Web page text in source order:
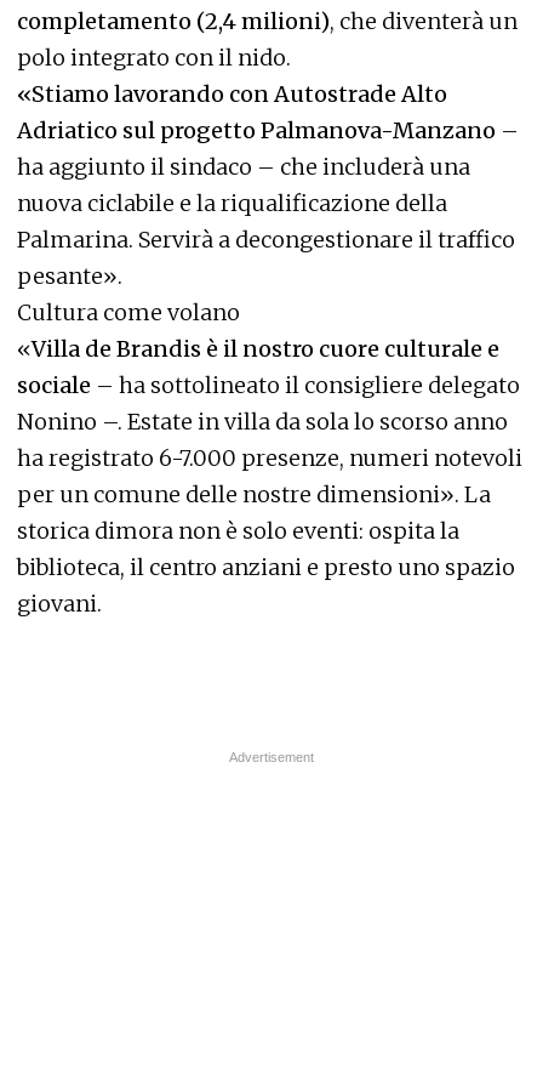
completamento (2,4 milioni), che diventerà un
polo integrato con il nido.
«Stiamo lavorando con Autostrade Alto
Adriatico sul progetto Palmanova-Manzano –
ha aggiunto il sindaco – che includerà una
nuova ciclabile e la riqualificazione della
Palmarina. Servirà a decongestionare il traffico
pesante».
Cultura come volano
«Villa de Brandis è il nostro cuore culturale e
sociale – ha sottolineato il consigliere delegato
Nonino –. Estate in villa da sola lo scorso anno
ha registrato 6-7.000 presenze, numeri notevoli
per un comune delle nostre dimensioni». La
storica dimora non è solo eventi: ospita la
biblioteca, il centro anziani e presto uno spazio
giovani.